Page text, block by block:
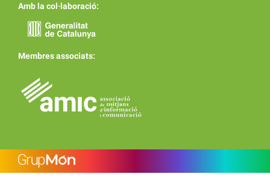
Amb la col·laboració:
Membres associats: